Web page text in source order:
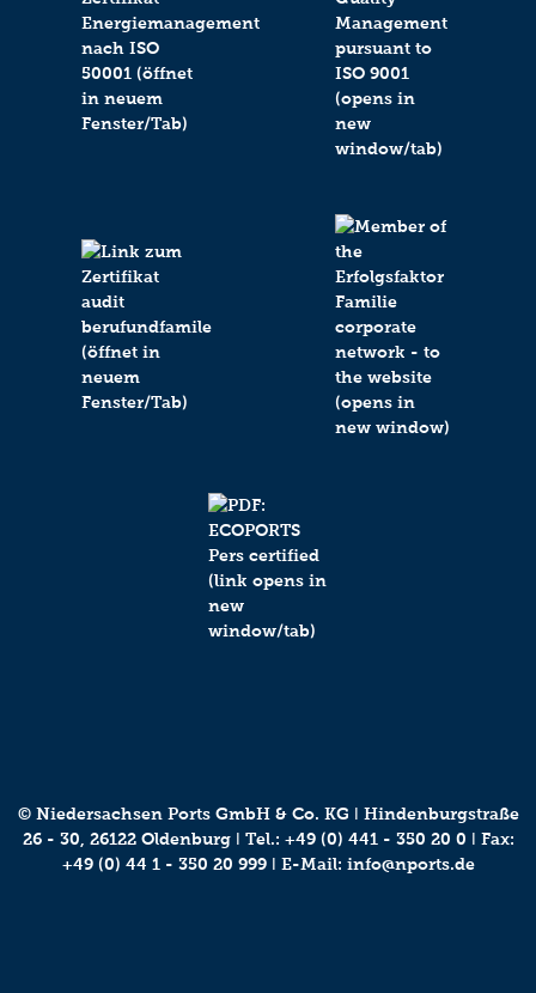
© Niedersachsen Ports GmbH & Co. KG ǀ Hindenburgstraße
26 - 30, 26122 Oldenburg ǀ Tel.: +49 (0) 441 - 350 20 0 ǀ Fax:
+49 (0) 44 1 - 350 20 999 ǀ E-Mail: info@nports.de